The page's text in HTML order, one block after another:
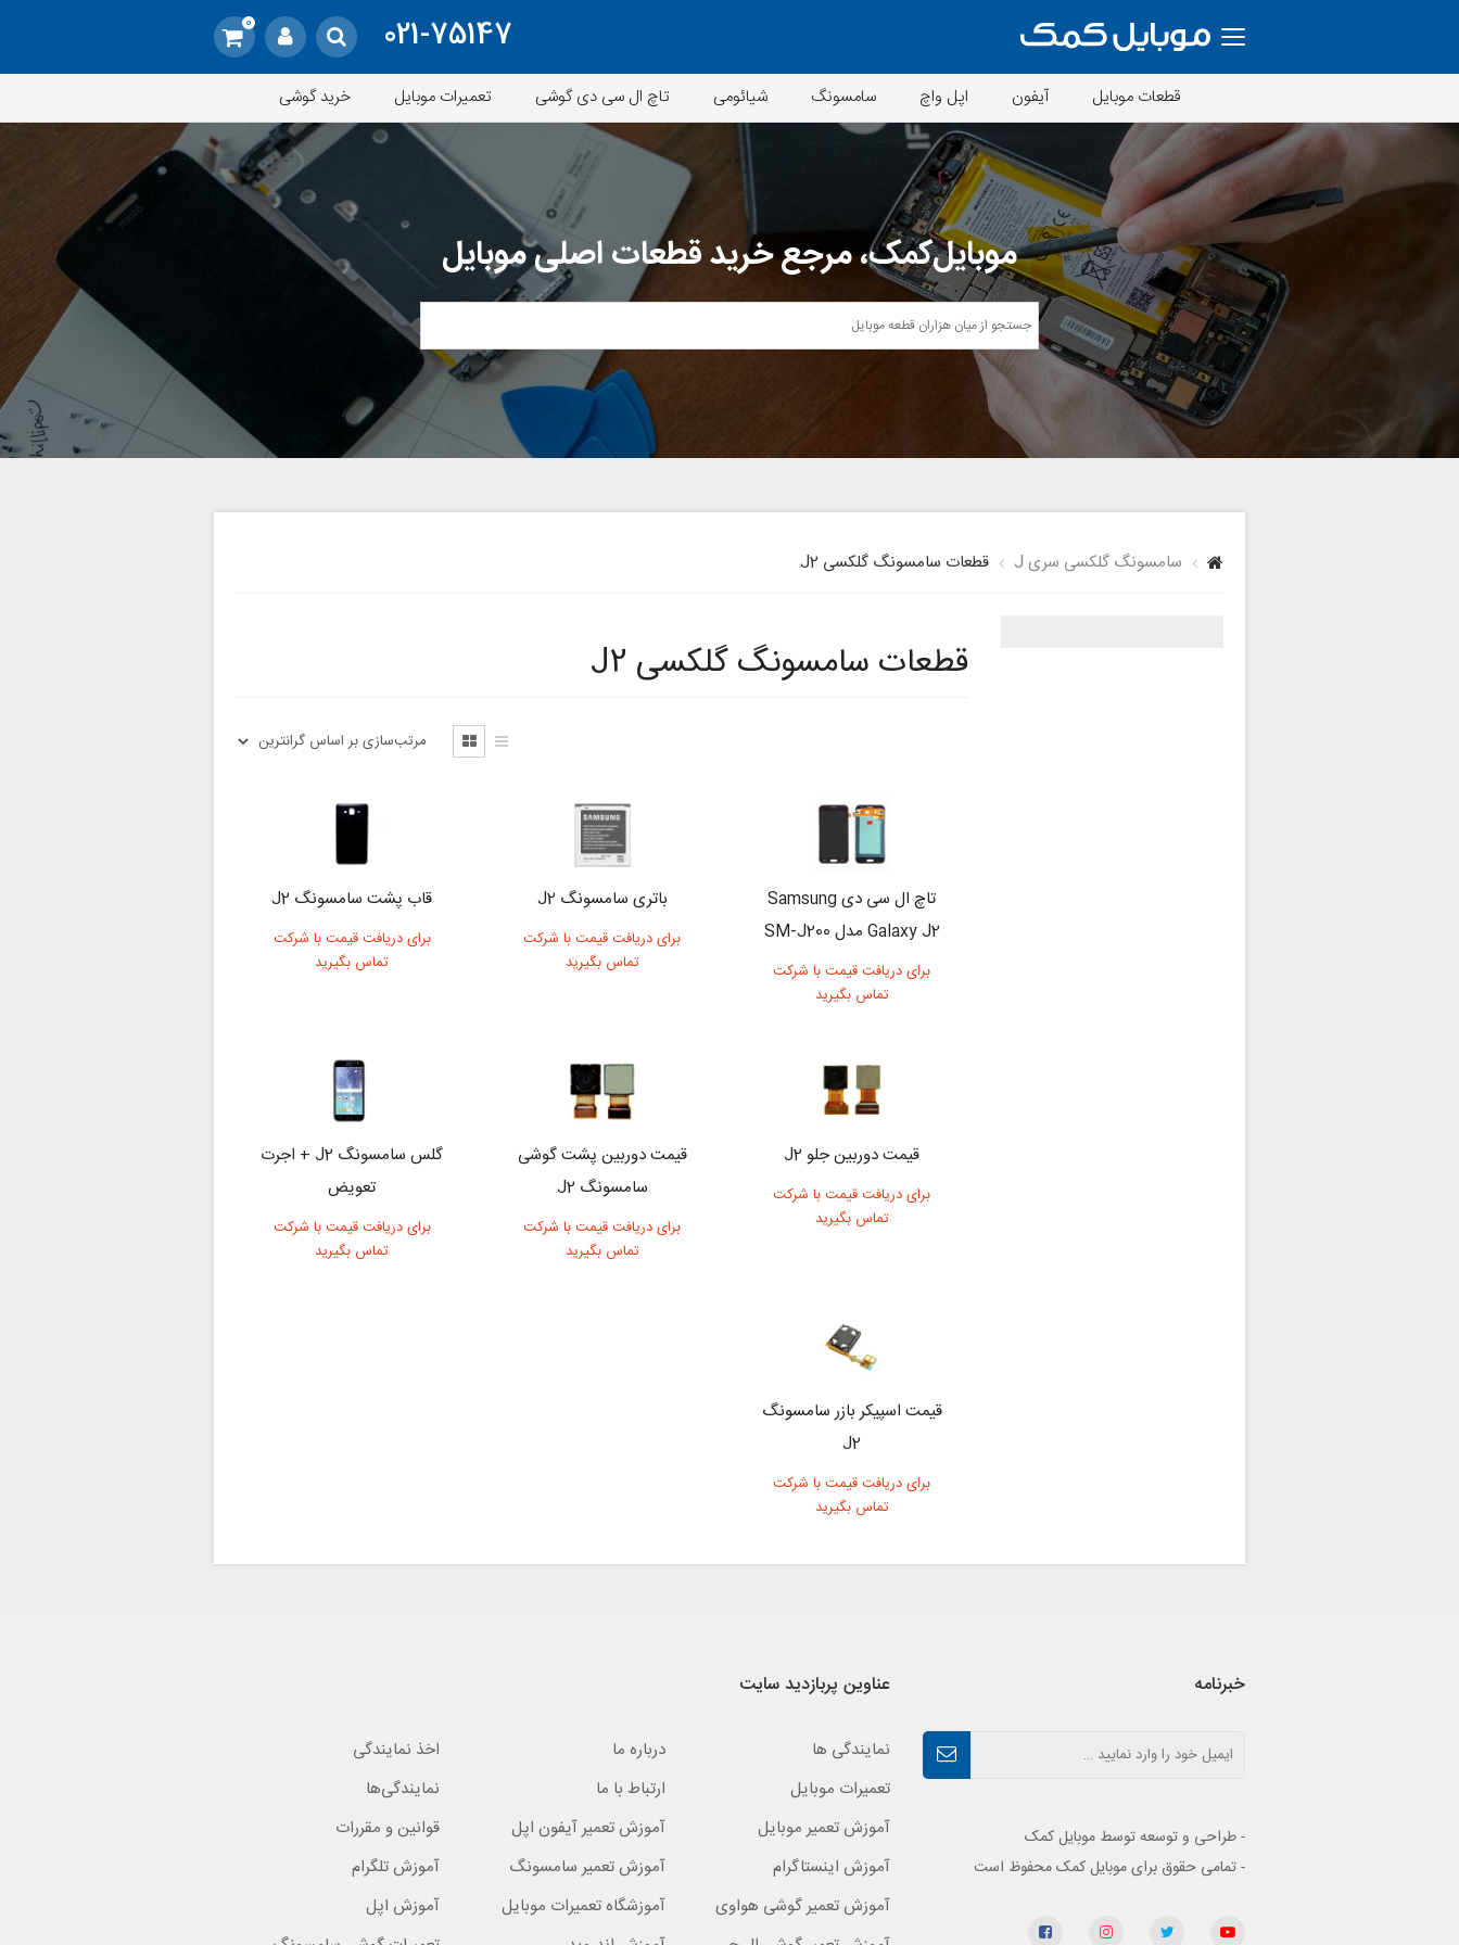
021-75147
0
قطعات موبایل آیفون اپل واچ سامسونگ شیائومی تاچ ال سی دی گوشی تعمیرات موبایل خرید گوشی
موبایل‌کمک، مرجع خرید قطعات اصلی موبایل
سامسونگ گلکسی سری J قطعات سامسونگ گلکسی J2
قطعات سامسونگ گلکسی J2
تاچ ال سی دی Samsung
Galaxy J2 مدل SM-J200
برای دریافت قیمت با شرکت
تماس بگیرید
باتری سامسونگ J2
برای دریافت قیمت با شرکت
تماس بگیرید
قاب پشت سامسونگ J2
برای دریافت قیمت با شرکت
تماس بگیرید
قیمت دوربین جلو J2
برای دریافت قیمت با شرکت
تماس بگیرید
قیمت دوربین پشت گوشی
سامسونگ J2
برای دریافت قیمت با شرکت
تماس بگیرید
گلس سامسونگ J2 + اجرت
تعویض
برای دریافت قیمت با شرکت
تماس بگیرید
قیمت اسپیکر بازر سامسونگ
J2
برای دریافت قیمت با شرکت
تماس بگیرید
خبرنامه
- طراحی و توسعه توسط موبایل کمک
- تمامی حقوق برای موبایل کمک محفوظ است
عناوین پربازدید سایت
نمایندگی ها درباره ما
اخذ نمایندگی
تعمیرات موبایل
ارتباط با ما
نمایندگی‌ها
آموزش تعمیر موبایل
آموزش تعمیر آیفون اپل
قوانین و مقررات
آموزش اینستاگرام
آموزش تعمیر سامسونگ
آموزش تلگرام
آموزش تعمیر گوشی هواوی
آموزشگاه تعمیرات موبایل
آموزش اپل